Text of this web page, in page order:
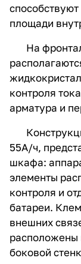
площади
На
контроля
арматура и
55А/ч,
шкафа:
элементы
контроля и
батареи.
внешних
расположены
боковой